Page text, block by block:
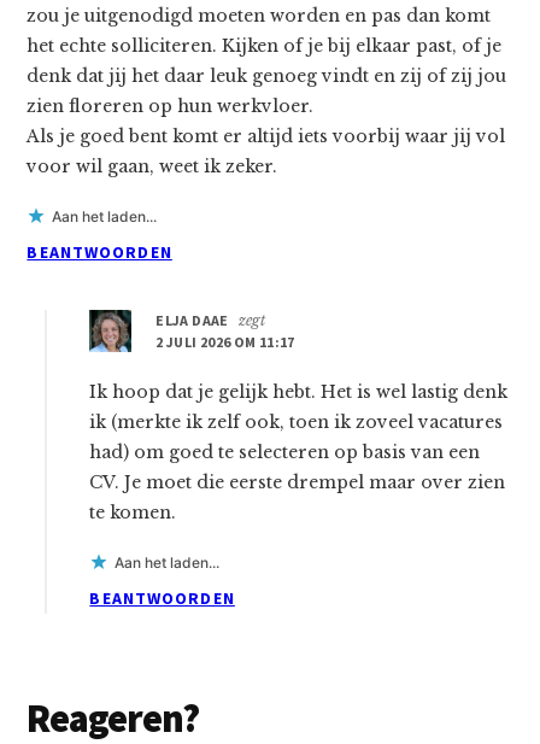
zou je uitgenodigd moeten worden en pas dan komt
het echte solliciteren. Kijken of je bij elkaar past, of je
denk dat jij het daar leuk genoeg vindt en zij of zij jou
zien floreren op hun werkvloer.
Als je goed bent komt er altijd iets voorbij waar jij vol
voor wil gaan, weet ik zeker.
Aan het laden...
BEANTWOORDEN
ELJA DAAE
zegt
2 JULI 2026 OM 11:17
Ik hoop dat je gelijk hebt. Het is wel lastig denk
ik (merkte ik zelf ook, toen ik zoveel vacatures
had) om goed te selecteren op basis van een
CV. Je moet die eerste drempel maar over zien
te komen.
Aan het laden...
BEANTWOORDEN
Reageren?